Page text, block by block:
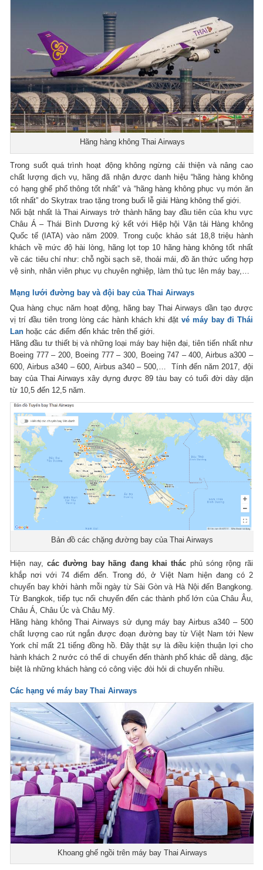
Hãng hàng không Thai Airways
Trong suốt quá trình hoạt động không ngừng cải thiện và nâng cao
chất lượng dịch vụ, hãng đã nhận được danh hiệu “hãng hàng không
có hạng ghế phổ thông tốt nhất” và “hãng hàng không phục vụ món ăn
tốt nhất” do Skytrax trao tặng trong buổi lễ giải Hàng không thế giới.
Nổi bật nhất là Thai Airways trở thành hãng bay đầu tiên của khu vực
Châu Á – Thái Bình Dương ký kết với Hiệp hội Vận tải Hàng không
Quốc tế (IATA) vào năm 2009. Trong cuộc khảo sát 18,8 triệu hành
khách về mức độ hài lòng, hãng lọt top 10 hãng hàng không tốt nhất
về các tiêu chí như: chỗ ngồi sạch sẽ, thoải mái, đồ ăn thức uống hợp
vệ sinh, nhân viên phục vụ chuyên nghiệp, làm thủ tục lên máy bay,…
Mạng lưới đường bay và đội bay của Thai Airways
Qua hàng chục năm hoạt động, hãng bay Thai Airways dần tạo được
vị trí đầu tiên trong lòng các hành khách khi đặtvé máy bay đi Thái
Lan hoặc các điểm đến khác trên thế giới.
Hãng đầu tư thiết bị và những loại máy bay hiện đại, tiên tiến nhất như
Boeing 777 – 200, Boeing 777 – 300, Boeing 747 – 400, Airbus a300 –
600, Airbus a340 – 600, Airbus a340 – 500,… Tính đến năm 2017, đội
bay của Thai Airways xây dựng được 89 tàu bay có tuổi đời dày dặn
từ 10,5 đến 12,5 năm.
Bản đồ các chặng đường bay của Thai Airways
Hiện nay,các đường bay hãng đang khai thác phủ sóng rộng rãi
khắp nơi với 74 điểm đến. Trong đó, ở Việt Nam hiện đang có 2
chuyến bay khởi hành mỗi ngày từ Sài Gòn và Hà Nội đến Bangkong.
Từ Bangkok, tiếp tục nối chuyến đến các thành phố lớn của Châu Âu,
Châu Á, Châu Úc và Châu Mỹ.
Hãng hàng không Thai Airways sử dụng máy bay Airbus a340 – 500
chất lượng cao rút ngắn được đoạn đường bay từ Việt Nam tới New
York chỉ mất 21 tiếng đồng hồ. Đây thật sự là điều kiện thuận lợi cho
hành khách 2 nước có thể di chuyển đến thành phố khác dễ dàng, đặc
biệt là những khách hàng có công việc đòi hỏi di chuyển nhiều.
Các hạng vé máy bay Thai Airways
Khoang ghế ngồi trên máy bay Thai Airways